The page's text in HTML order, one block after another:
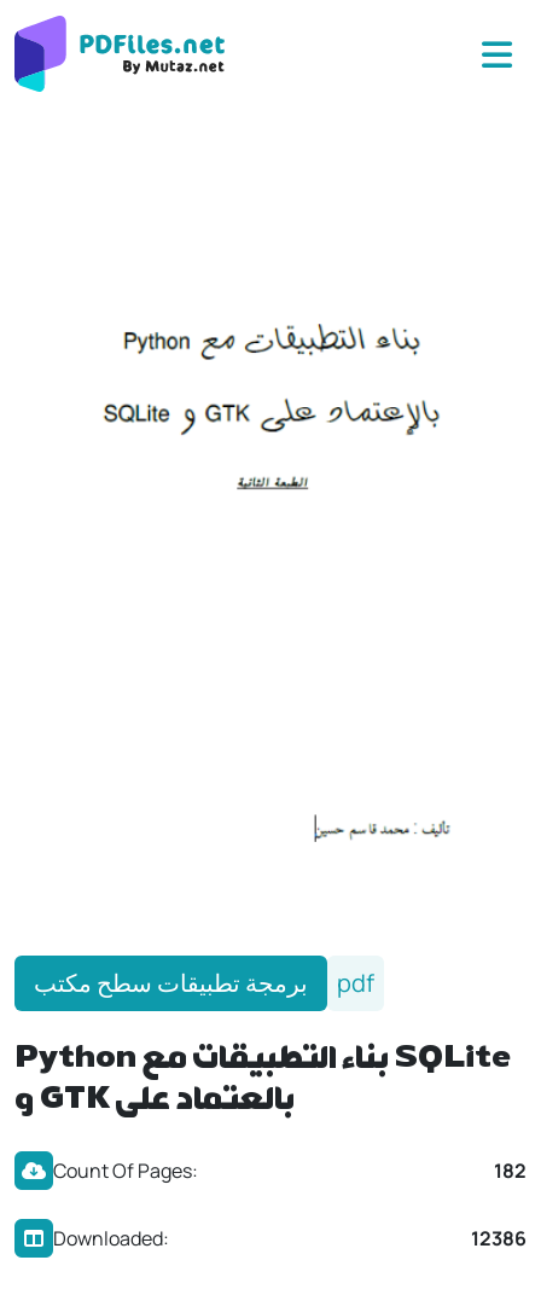
برمجة تطبيقات سطح مكتب pdf
Python بناء التطبيقات مع SQLite
و GTK بالعتماد على
Count Of Pages: 182
Downloaded: 12386